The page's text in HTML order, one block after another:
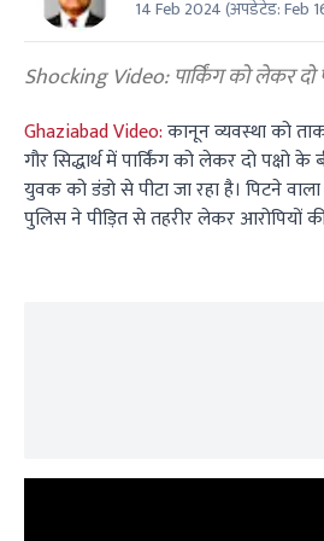
secondsVolume
0%
14 Feb 2024(अपडेटेड:Feb
Shocking Video: पार्किंग को लेकर दो
Ghaziabad Video:कानून व्यवस्था को
गौर सिद्धार्थ में पार्किंग को लेकर दो
युवक को डंडो से पीटा जा रहा है। पिटने
पुलिस ने पीड़ित से तहरीर लेकर आरोपियों